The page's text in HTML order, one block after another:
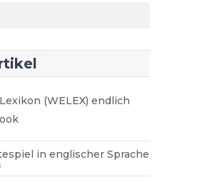
(WELEX) endlich
in englischer Sprache